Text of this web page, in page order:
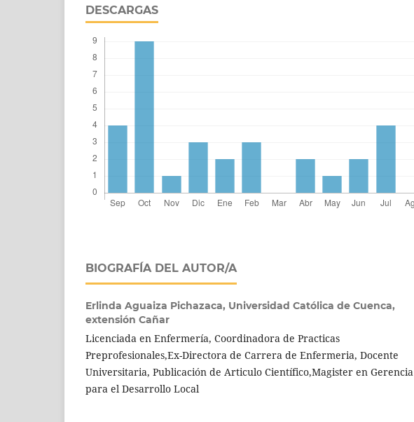
DESCARGAS
BIOGRAFÍA DEL AUTOR/A
Erlinda Aguaiza Pichazaca, Universidad Católica de Cuenca,
extensión Cañar
Licenciada en Enfermería, Coordinadora de Practicas
Preprofesionales,Ex-Directora de Carrera de Enfermeria, Docente
Universitaria, Publicación de Articulo Científico,Magister en Gerencia
para el Desarrollo Local